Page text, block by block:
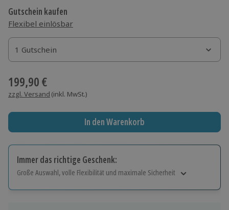
Gutschein kaufen
Flexibel einlösbar
1 Gutschein
1 Gutschein
1 Gutschein
199,90 €
zzgl. Versand (inkl. MwSt.)
In den Warenkorb
Immer das richtige Geschenk:
Große Auswahl, volle Flexibilität und maximale Sicherheit